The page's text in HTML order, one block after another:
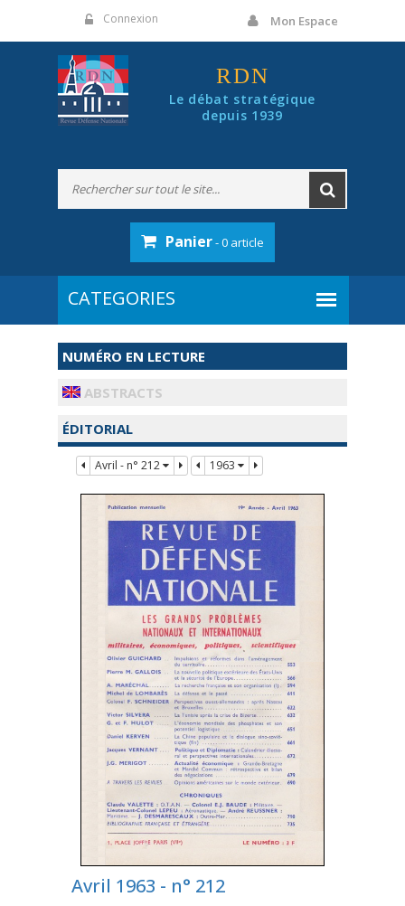
Connexion Mon Espace
RDN
Le débat stratégique
depuis 1939
Panier- 0 article
NUMÉRO EN LECTURE
ABSTRACTS
ÉDITORIAL
Avril - n° 212 1963
Avril 1963 - n° 212